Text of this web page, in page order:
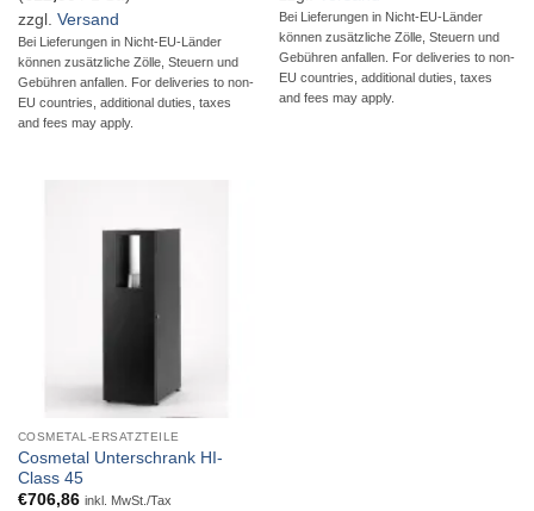
zzgl. Versand
Bei Lieferungen in Nicht-EU-Länder
können zusätzliche Zölle, Steuern und
Gebühren anfallen. For deliveries to non-
EU countries, additional duties, taxes
and fees may apply.
Bei Lieferungen in Nicht-EU-Länder
können zusätzliche Zölle, Steuern und
Gebühren anfallen. For deliveries to non-
EU countries, additional duties, taxes
and fees may apply.
COSMETAL-ERSATZTEILE
Cosmetal Unterschrank HI-
Class 45
€706,86 inkl. MwSt./Tax